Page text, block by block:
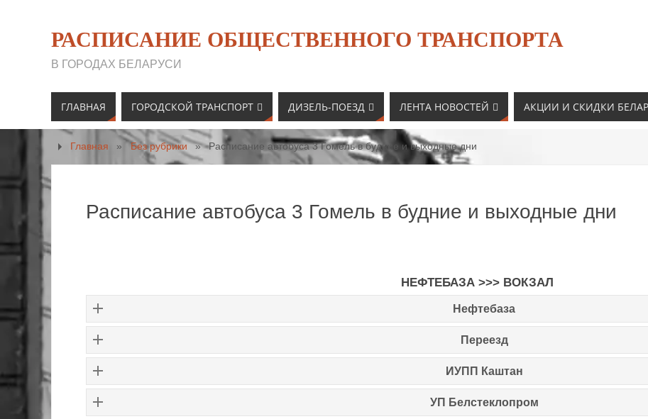
РАСПИСАНИЕ ОБЩЕСТВЕННОГО ТРАНСПОРТА
В ГОРОДАХ БЕЛАРУСИ
ГЛАВНАЯ ГОРОДСКОЙ ТРАНСПОРТ ДИЗЕЛЬ-ПОЕЗД ЛЕНТА НОВОСТЕЙ АКЦИИ И СКИДКИ
Главная » Без рубрики » Расписание автобуса 3 Гомель в будние и выходные дни
Расписание автобуса 3 Гомель в будние и выходные дни
НЕФТЕБАЗА >>> ВОКЗАЛ
Нефтебаза
Переезд
ИУПП Каштан
УП Белстеклопром